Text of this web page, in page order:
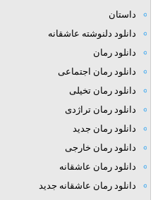
داستان
دانلود دلنوشته عاشقانه
دانلود رمان
دانلود رمان اجتماعی
دانلود رمان تخیلی
دانلود رمان تراژدی
دانلود رمان جدید
دانلود رمان خارجی
دانلود رمان عاشقانه
دانلود رمان عاشقانه جدید